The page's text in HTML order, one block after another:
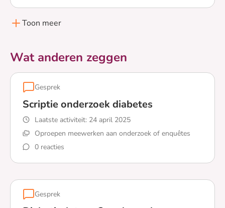
diabetes? De serie e-mails geeft antwoord op
deze vragen en meer.
Lees meer over De e-mailserie 'Psychische
Toon meer
Wat anderen zeggen
Gesprek
Scriptie onderzoek diabetes
Laatste activiteit: 24 april 2025
Oproepen meewerken aan onderzoek of enquêtes
0 reacties
Lees meer over Scriptie onderzoek diabetes
Gesprek